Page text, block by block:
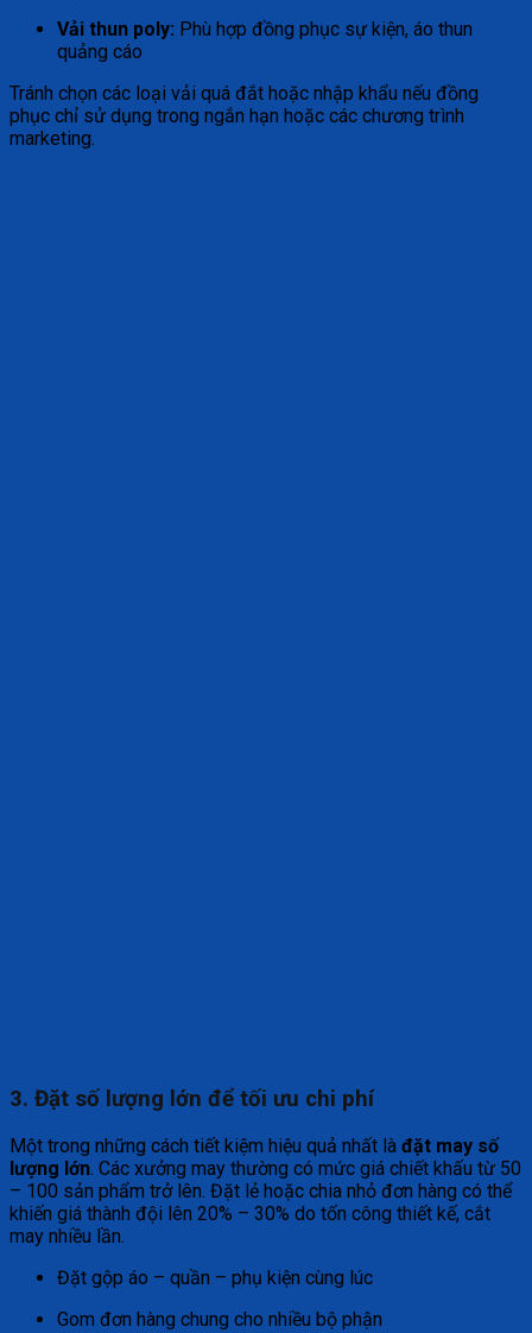
Vải thun poly: Phù hợp đồng phục sự kiện, áo thun
quảng cáo
Tránh chọn các loại vải quá đắt hoặc nhập khẩu nếu đồng
phục chỉ sử dụng trong ngắn hạn hoặc các chương trình
marketing.
3. Đặt số lượng lớn để tối ưu chi phí
Một trong những cách tiết kiệm hiệu quả nhất là đặt may số
lượng lớn. Các xưởng may thường có mức giá chiết khấu từ 50
– 100 sản phẩm trở lên. Đặt lẻ hoặc chia nhỏ đơn hàng có thể
khiến giá thành đội lên 20% – 30% do tốn công thiết kế, cắt
may nhiều lần.
Đặt gộp áo – quần – phụ kiện cùng lúc
Gom đơn hàng chung cho nhiều bộ phận